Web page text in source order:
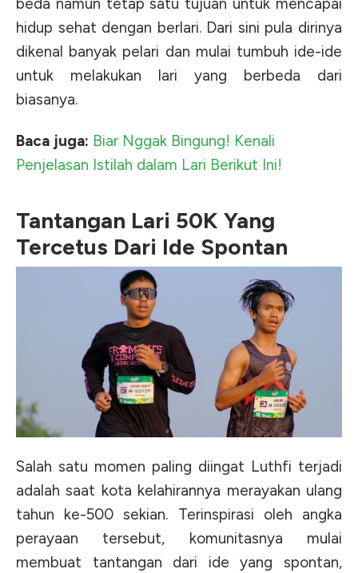
hidup sehat dengan berlari. Dari sini pula dirinya
dikenal banyak pelari dan mulai tumbuh ide-ide
untuk melakukan lari yang berbeda dari
biasanya.
Baca juga: Biar Nggak Bingung! Kenali
Penjelasan Istilah dalam Lari Berikut Ini!
Tantangan Lari 50K Yang
Tercetus Dari Ide Spontan
Salah satu momen paling diingat Luthfi terjadi
adalah saat kota kelahirannya merayakan ulang
tahun ke-500 sekian. Terinspirasi oleh angka
perayaan tersebut, komunitasnya mulai
membuat tantangan dari ide yang spontan,